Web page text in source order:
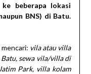
beberapa lokasi
BNS) di Batu.
vila atau villa
sewa vila/villa di
Park, villa kolam